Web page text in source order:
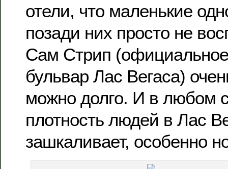
отели, что маленькие
позади них просто не
Сам Стрип
бульвар Лас Вегаса)
можно долго. И в любом
плотность людей в Лас
зашкаливает, особенно